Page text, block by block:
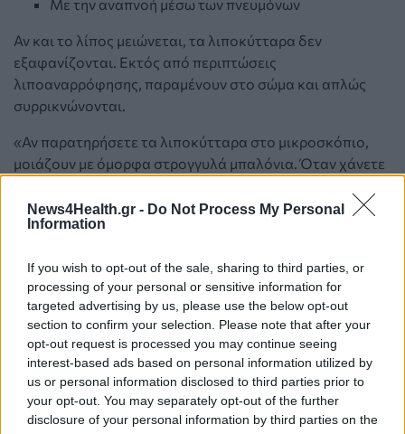
News4Health.gr - Do Not Process My Personal
Information
If you wish to opt-out of the sale, sharing to third parties, or
processing of your personal or sensitive information for
targeted advertising by us, please use the below opt-out
section to confirm your selection. Please note that after your
opt-out request is processed you may continue seeing
interest-based ads based on personal information utilized by
us or personal information disclosed to third parties prior to
your opt-out. You may separately opt-out of the further
disclosure of your personal information by third parties on the
Με την αναπνοή μέσω των πνευμόνων
Αν και το λίπος μειώνεται, τα λιποκύτταρα δεν
εξαφανίζονται. Εκτός από περιπτώσεις
λιποαναρρόφησης, παραμένουν στο σώμα και απλώς
συρρικνώνονται.
«Αν παρατηρήσετε τα λιποκύτταρα στο μικροσκόπιο,
μοιάζουν με όμορφα στρογγυλά μπαλόνια. Όταν χάνετε
τον αέρα να φύγει», περιγράφει η Peeke.
Πώς να διευκολύνετε την καύση λίπους
Παρακολουθήστε τις συνήθειές σας
Η καταγραφή της διατροφής και της φυσικής
δραστηριότητας μπορεί να βοηθήσει στην καλύτερη
κατανόηση των καθημερινών επιλογών.
«Όταν κάνετε επιλογές τροφίμων, αναρωτηθείτε ποια